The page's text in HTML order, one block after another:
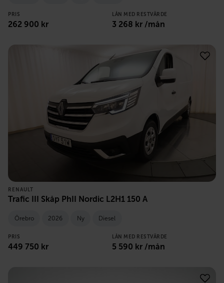
PRIS
262 900 kr
LÅN MED RESTVÄRDE
3 268 kr /mån
RENAULT
Trafic III Skåp PhII Nordic L2H1 150 A
Örebro 2026 Ny Diesel
PRIS
449 750 kr
LÅN MED RESTVÄRDE
5 590 kr /mån